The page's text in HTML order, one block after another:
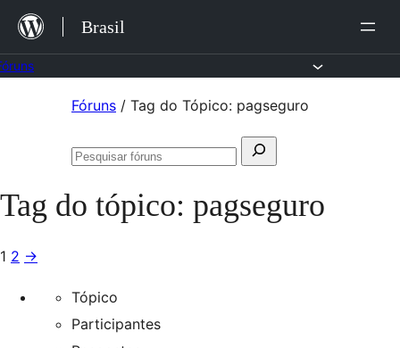
para
o
Brasil
Fóruns / Tag do Tópico: pagseguro
Pesquisar
Pesquisar
Tag do tópico: pagseguro
1 2 →
Tópico
Participantes